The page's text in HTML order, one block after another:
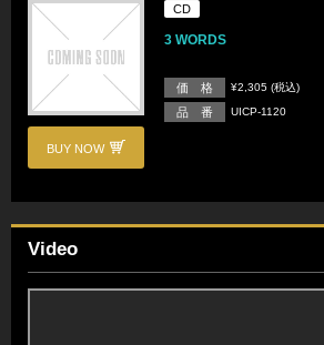
BUY NOW
CD
3 WORDS
価 格 ¥2,305 (税込)
品 番 UICP-1120
Video